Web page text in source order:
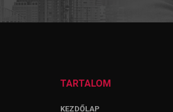
TARTALOM
KEZDŐLAP